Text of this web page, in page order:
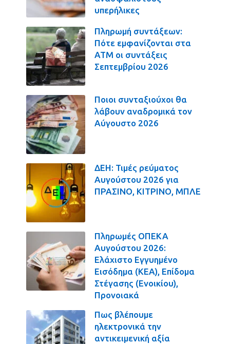
υπερήλικες
Πληρωμή συντάξεων:
Πότε εμφανίζονται στα
ΑΤΜ οι συντάξεις
Σεπτεμβρίου 2026
Ποιοι συνταξιούχοι θα
λάβουν αναδρομικά τον
Αύγουστο 2026
ΔΕΗ: Τιμές ρεύματος
Αυγούστου 2026 για
ΠΡΑΣΙΝΟ, ΚΙΤΡΙΝΟ, ΜΠΛΕ
Πληρωμές ΟΠΕΚΑ
Αυγούστου 2026:
Ελάχιστο Εγγυημένο
Εισόδημα (ΚΕΑ), Επίδομα
Στέγασης (Ενοικίου),
Προνοιακά
Πως βλέπουμε
ηλεκτρονικά την
αντικειμενική αξία